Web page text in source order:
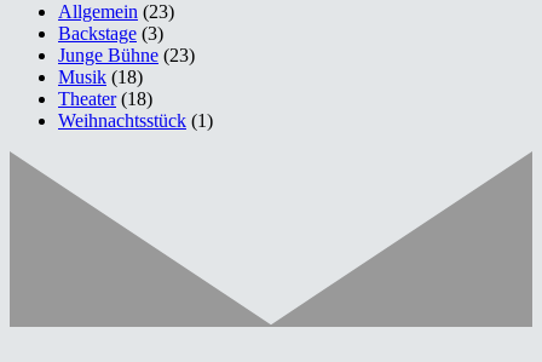
Allgemein (23)
Backstage (3)
Junge Bühne (23)
Musik (18)
Theater(18)
Weihnachtsstück (1)